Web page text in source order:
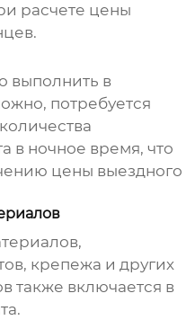
расчете цены
.
выполнить в
потребуется
в ночное время, что
цены выездного
крепежа и других
также включается в